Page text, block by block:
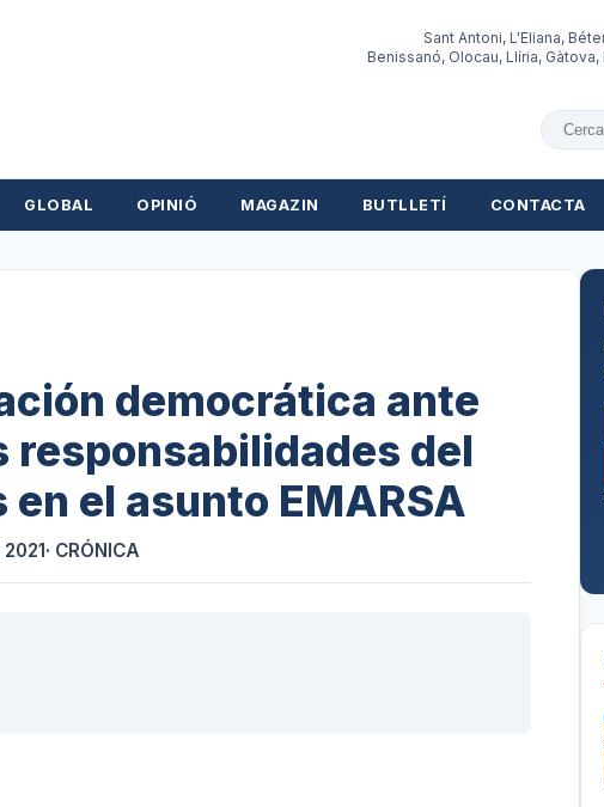
Sant Antoni, L'Eliana,
Benissanó, Olocau, Llíria,
GLOBAL OPINIÓ MAGAZIN BUTLLETÍ CONTACTA
democrática ante
responsabilidades del
el asunto EMARSA
· CRÓNICA